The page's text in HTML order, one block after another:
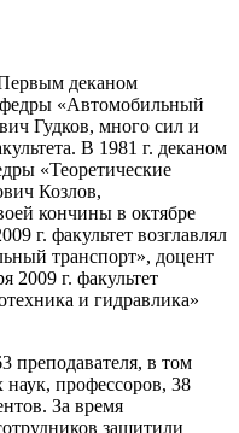
деканом
«Автомобильный
Гудков, много сил и
В 1981 г. деканом
«Теоретические
Козлов,
кончины в октябре
г. факультет возглавлял
транспорт», доцент
г. факультет
и гидравлика»
преподавателя, в том
наук, профессоров, 38
За время
защитили